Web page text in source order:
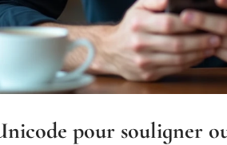
pour souligner